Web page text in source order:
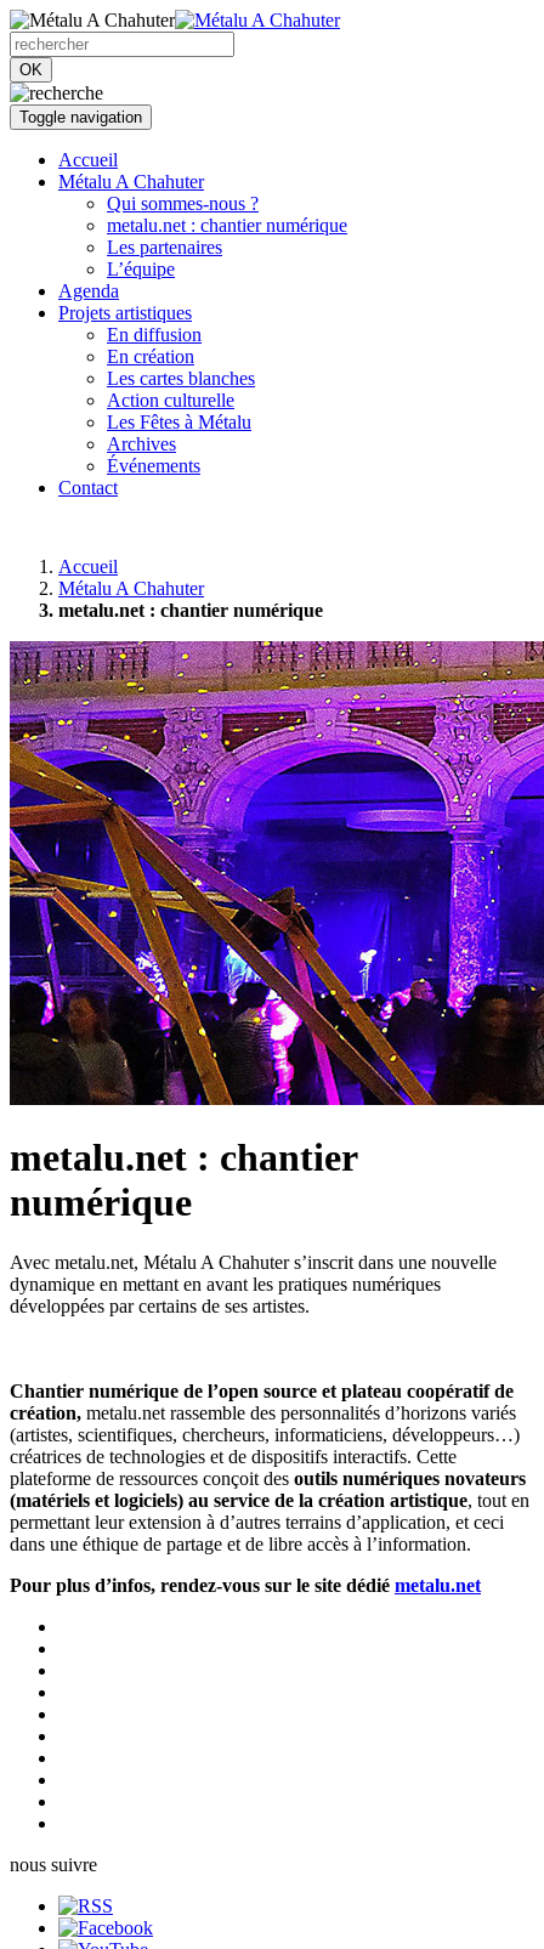
OK
Toggle navigation
Accueil
Métalu A Chahuter
Qui sommes-nous ?
metalu.net : chantier numérique
Les partenaires
L’équipe
Agenda
Projets artistiques
En diffusion
En création
Les cartes blanches
Action culturelle
Les Fêtes à Métalu
Archives
Événements
Contact
Accueil
Métalu A Chahuter
metalu.net : chantier numérique
metalu.net : chantier
numérique
Avec metalu.net, Métalu A Chahuter s’inscrit dans une nouvelle
dynamique en mettant en avant les pratiques numériques
développées par certains de ses artistes.
Chantier numérique de l’open source et plateau coopératif de
création, metalu.net rassemble des personnalités d’horizons variés
(artistes, scientifiques, chercheurs, informaticiens, développeurs…)
créatrices de technologies et de dispositifs interactifs. Cette
plateforme de ressources conçoit des outils numériques novateurs
(matériels et logiciels) au service de la création artistique, tout en
permettant leur extension à d’autres terrains d’application, et ceci
dans une éthique de partage et de libre accès à l’information.
Pour plus d’infos, rendez-vous sur le site dédié metalu.net
nous suivre